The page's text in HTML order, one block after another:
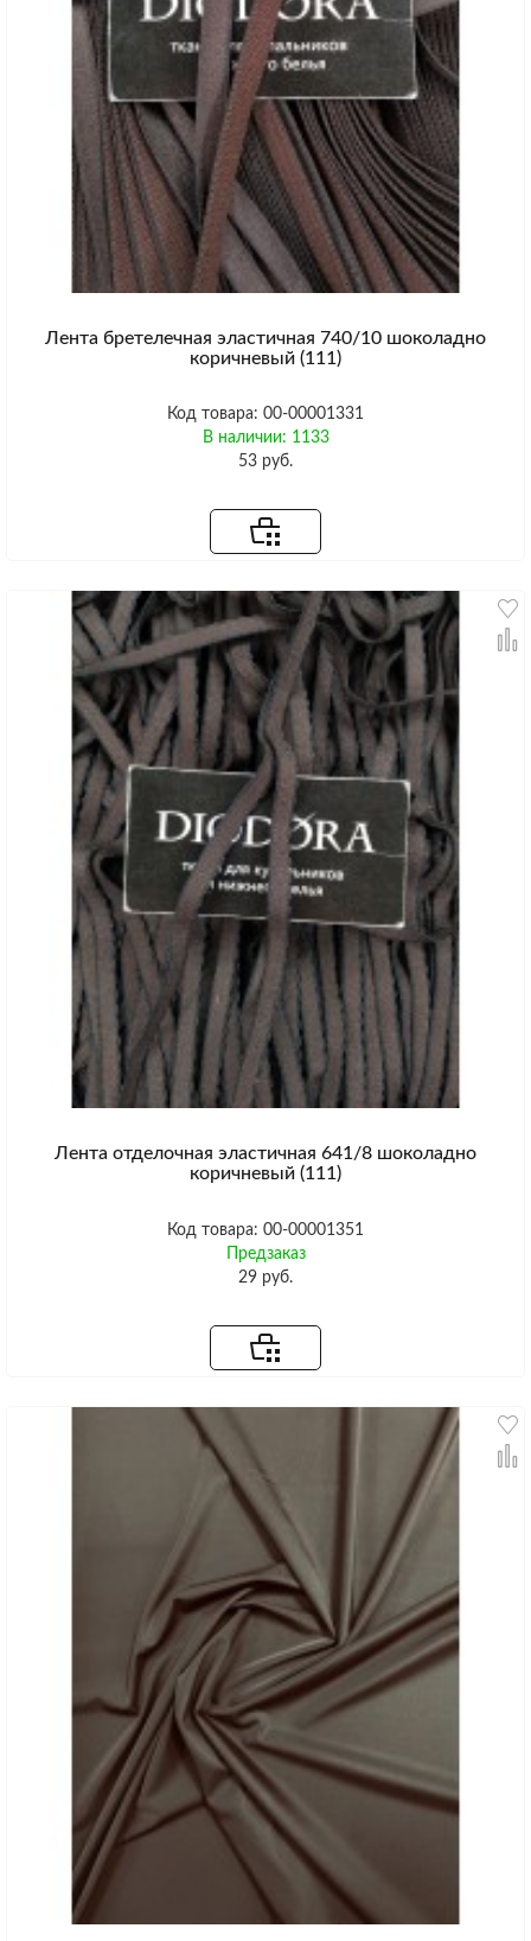
Лента бретелечная эластичная 740/10 шоколадно
коричневый (111)
Код товара: 00-00001331
В наличии: 1133
53 руб.
Лента отделочная эластичная 641/8 шоколадно
коричневый (111)
Код товара: 00-00001351
Предзаказ
29 руб.